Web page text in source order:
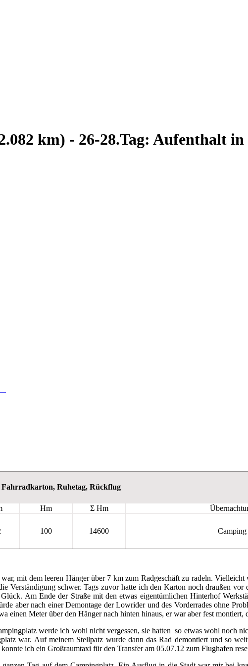
km) - 26-28.Tag: Aufenthalt
Fahrradkarton, Ruhetag, Rückflug
Hm Σ Hm
100 14600 Camping
mit dem leeren Hänger über 7 km zum Radgeschäft zu radeln.
Verständigung schwer. Tags zuvor hatte ich den Karton noch draußen
Am Ende der Straße mit den etwas eigentümlichen Hinterhof
aber nach einer Demontage der Lowrider und des Vorderrades ohne
einen Meter über den Hänger nach hinten hinaus, er war aber fest
werde ich wohl nicht vergessen, sie hatten so etwas wohl noch
war. Auf meinem Stellpatz wurde dann das Rad demontiert und so
ich ein Großraumtaxi für den Transfer am 05.07.12 zum Flughafen